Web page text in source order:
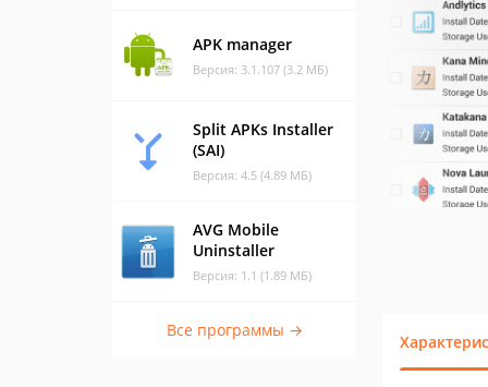
APK manager
Версия: 3.1.107 (3.2 МБ)
Split APKs Installer
(SAI)
Версия: 4.5 (4.89 МБ)
AVG Mobile
Uninstaller
Версия: 1.1 (1.89 МБ)
Все программы →